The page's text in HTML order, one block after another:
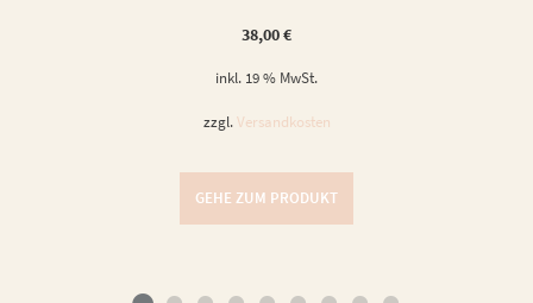
38,00€
inkl. 19 % MwSt.
zzgl. Versandkosten
GEHE ZUM PRODUKT